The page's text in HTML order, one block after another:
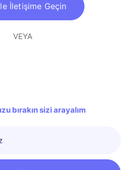
İletişime Geçin
VEYA
bırakın sizi arayalım